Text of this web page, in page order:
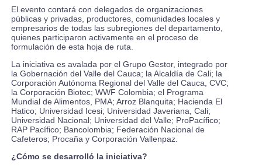
El evento contará con delegados de organizaciones
públicas y privadas, productores, comunidades locales y
empresarios de todas las subregiones del departamento,
quienes participaron activamente en el proceso de
formulación de esta hoja de ruta.
La iniciativa es avalada por el Grupo Gestor, integrado por
la Gobernación del Valle del Cauca; la Alcaldía de Cali; la
Corporación Autónoma Regional del Valle del Cauca, CVC;
la Corporación Biotec; WWF Colombia; el Programa
Mundial de Alimentos, PMA; Arroz Blanquita; Hacienda El
Hatico; Universidad Icesi; Universidad Javeriana, Cali;
Universidad Nacional; Universidad del Valle; ProPacífico;
RAP Pacífico; Bancolombia; Federación Nacional de
Cafeteros; Procaña y Corporación Vallenpaz.
¿Cómo se desarrolló la iniciativa?